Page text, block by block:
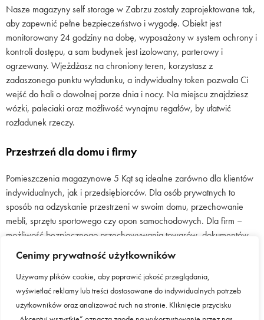
Cenimy prywatność użytkowników
Używamy plików cookie, aby poprawić jakość przeglądania,
wyświetlać reklamy lub treści dostosowane do indywidualnych potrzeb
użytkowników oraz analizować ruch na stronie. Kliknięcie przycisku
Nasze magazyny self storage w Zabrzu zostały zaprojektowane tak,
aby zapewnić pełne bezpieczeństwo i wygodę. Obiekt jest
monitorowany 24 godziny na dobę, wyposażony w system ochrony i
kontroli dostępu, a sam budynek jest izolowany, parterowy i
ogrzewany. Wjeżdżasz na chroniony teren, korzystasz z
zadaszonego punktu wyładunku, a indywidualny token pozwala Ci
wejść do hali o dowolnej porze dnia i nocy. Na miejscu znajdziesz
wózki, paleciaki oraz możliwość wynajmu regałów, by ułatwić
rozładunek rzeczy.
Przestrzeń dla domu i firmy
Pomieszczenia magazynowe 5 Kąt są idealne zarówno dla klientów
indywidualnych, jak i przedsiębiorców. Dla osób prywatnych to
sposób na odzyskanie przestrzeni w swoim domu, przechowanie
mebli, sprzętu sportowego czy opon samochodowych. Dla firm –
możliwość bezpiecznego przechowywania towarów, dokumentów
lub materiałów budowlanych. Dzięki elastycznym warunkom najmu
możesz dopasować powierzchnię magazynową do aktualnych
potrzeb – niezależnie od tego, czy to tylko czas remontu,
przeprowadzka, czy długoterminowe przechowywanie rzeczy.